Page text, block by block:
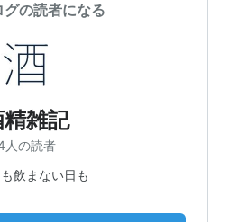
グの読者になる
雑記
人の読者
飲まない日も